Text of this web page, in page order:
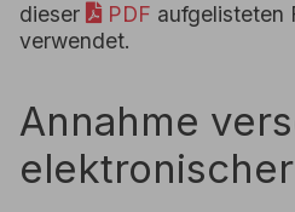
dieser
PDF aufgelisteten
verwendet.
Annahme